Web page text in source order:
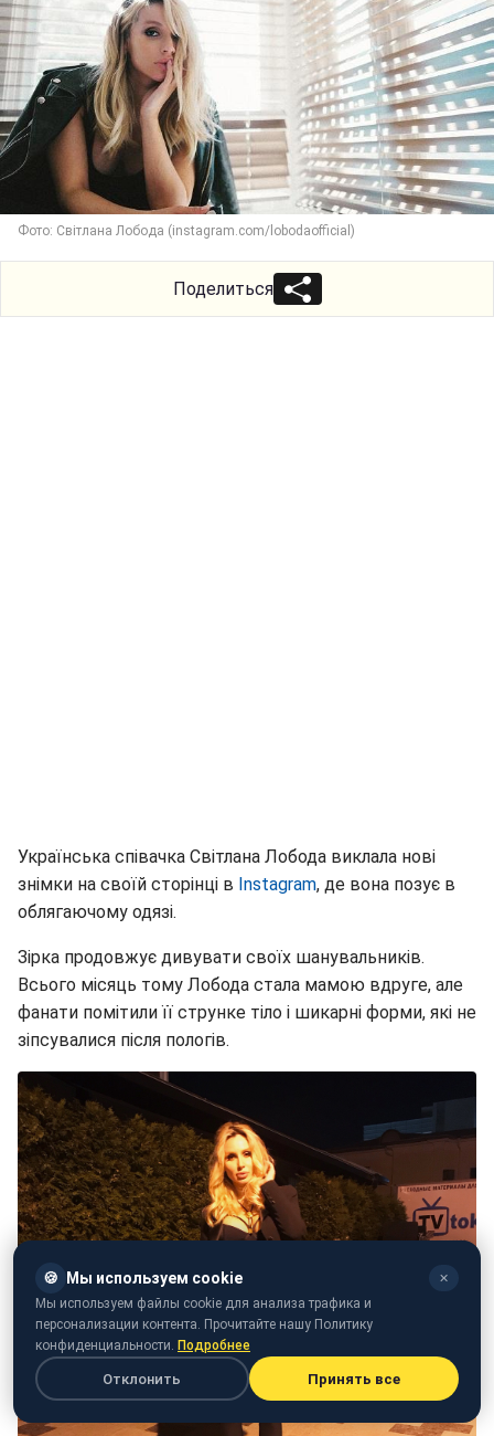
Фото: Світлана Лобода (instagram.com/lobodaofficial)
Поделиться
Українська співачка Світлана Лобода виклала нові
знімки на своїй сторінці в Instagram, де вона позує в
облягаючому одязі.
Зірка продовжує дивувати своїх шанувальників.
Всього місяць тому Лобода стала мамою вдруге, але
фанати помітили її струнке тіло і шикарні форми, які не
зіпсувалися після пологів.
🍪 Мы используем cookie ✕
Мы используем файлы cookie для анализа трафика и
персонализации контента. Прочитайте нашу Политику
конфиденциальности. Подробнее
Отклонить Принять все